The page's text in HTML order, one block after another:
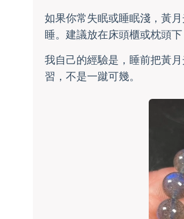
如果你常失眠或睡眠淺，黃
睡。建議放在床頭櫃或枕頭
我自己的經驗是，睡前把黃
習，不是一蹴可幾。